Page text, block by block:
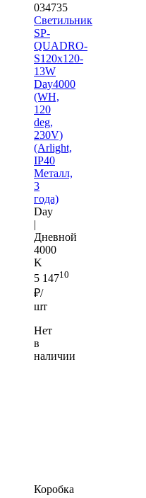
034735
Светильник
SP-
QUADRO-
S120x120-
13W
Day4000
(WH,
120
deg,
230V)
(Arlight,
IP40
Металл,
3
года)
Day
|
Дневной
4000
K
5 14710
₽/
шт
Нет
в
наличии
Коробка